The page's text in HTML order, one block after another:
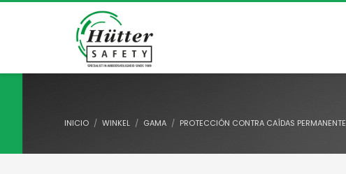
INICIO WINKEL GAMA PROTECCIÓN CONTRA CAÍDAS PERMANENTE